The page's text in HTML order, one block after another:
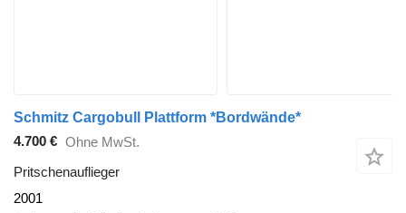
Schmitz Cargobull Plattform *Bordwände*
4.700 € Ohne MwSt.
Pritschenauflieger
2001